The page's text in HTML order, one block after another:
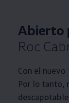
Abierto
Roc
Con el nuevo
Por lo tanto,